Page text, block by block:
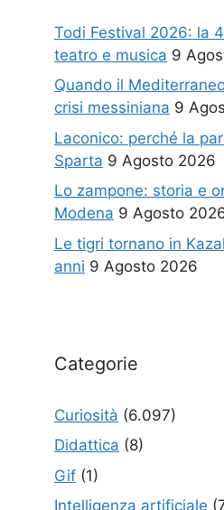
Todi Festival 2026: la
teatro e musica 9
Quando il
crisi messiniana 9
Laconico: perché la
Sparta 9 Agosto 2026
Lo zampone: storia e
Modena 9 Agosto
Le tigri tornano in
anni 9 Agosto 2026
Categorie
Curiosità (6.097)
Didattica (8)
Gif (1)
Intelligenza artificiale